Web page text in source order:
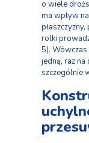
o wiele
ma wpływ
rolki
5).
jedną, raz
szczególnie